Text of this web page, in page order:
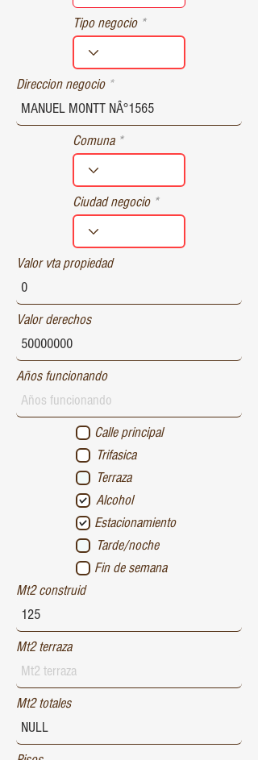
du
r
d
Tipo negocio
Direccion negocio
Comuna
Ciudad negocio
Valor vta propiedad
Valor derechos
Años funcionando
Calle principal
Trifasica
Terraza
Alcohol
Estacionamiento
Tarde/noche
Fin de semana
Mt2 construid
Mt2 terraza
Mt2 totales